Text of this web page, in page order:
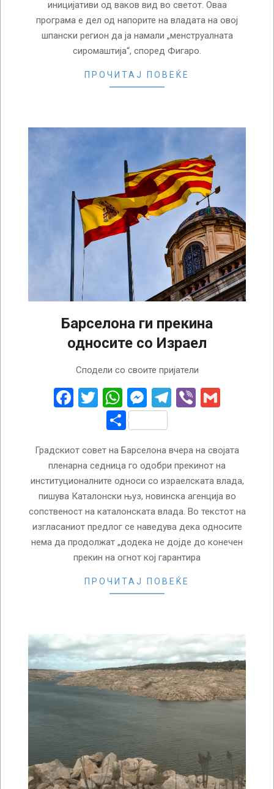
иницијативи од ваков вид во светот. Оваа
програма е дел од напорите на владата на овој
шпански регион да ја намали „менструалната
сиромаштија“, според Фигаро.
ПРОЧИТАЈ ПОВЕЌЕ
Барселона ги прекина
односите со Израел
Сподели со своите пријатели
Facebook
Twitter
WhatsApp
Messenger
Telegram
Viber
Share
Градскиот совет на Барселона вчера на својата
пленарна седница го одобри прекинот на
институционалните односи со израелската влада,
пишува Каталонски њуз, новинска агенција во
сопственост на каталонската влада. Во текстот на
изгласаниот предлог се наведува дека односите
нема да продолжат „додека не дојде до конечен
прекин на огнот кој гарантира
ПРОЧИТАЈ ПОВЕЌЕ